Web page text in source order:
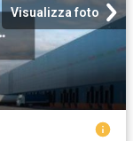
Visualizza foto